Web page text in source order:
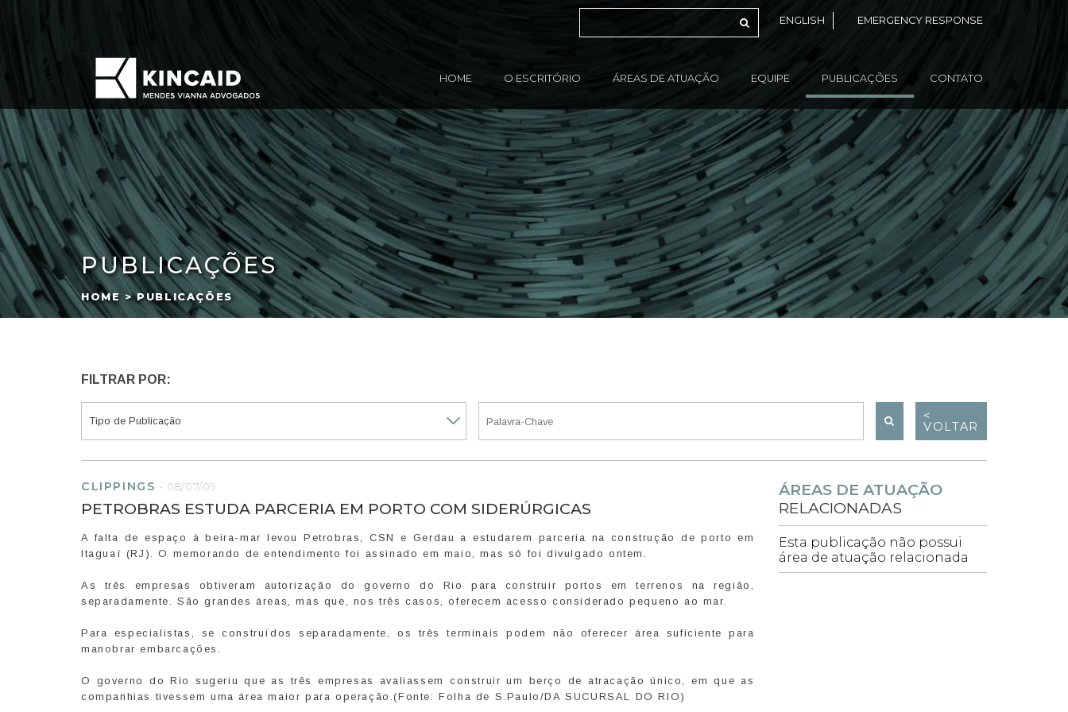
ENGLISH EMERGENCY RESPONSE
HOME O ESCRITÓRIO ÁREAS DE ATUAÇÃO EQUIPE PUBLICAÇÕES CONTATO
PUBLICAÇÕES
HOME > PUBLICAÇÕES
FILTRAR POR:
<
VOLTAR
CLIPPINGS -08/07/09
PETROBRAS ESTUDA PARCERIA EM PORTO COM SIDERÚRGICAS
A falta de espaço à beira-mar levou Petrobras, CSN e Gerdau a estudarem parceria na construção de porto em
Itaguaí (RJ). O memorando de entendimento foi assinado em maio, mas só foi divulgado ontem.
As três empresas obtiveram autorização do governo do Rio para construir portos em terrenos na região,
separadamente. São grandes áreas, mas que, nos três casos, oferecem acesso considerado pequeno ao mar.
Para especialistas, se construídos separadamente, os três terminais podem não oferecer área suficiente para
manobrar embarcações.
O governo do Rio sugeriu que as três empresas avaliassem construir um berço de atracação único, em que as
companhias tivessem uma área maior para operação.(Fonte: Folha de S.Paulo/DA SUCURSAL DO RIO)
ÁREAS DE ATUAÇÃO
RELACIONADAS
Esta publicação não possui
área de atuação relacionada